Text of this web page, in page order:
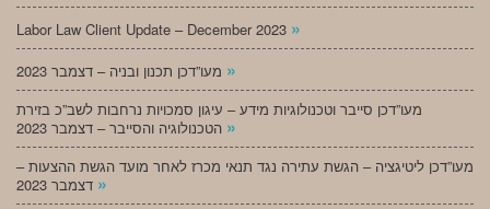
Labor Law Client Update – December 2023 »
»
מעו”דכן סייבר וטכנולוגיות מידע – עיגון סמכויות נרחבות לשב”כ בזירת
»
מעו”דכן ליטיגציה – הגשת עתירה נגד תנאי מכרז לאחר מועד הגשת ההצעות –
»